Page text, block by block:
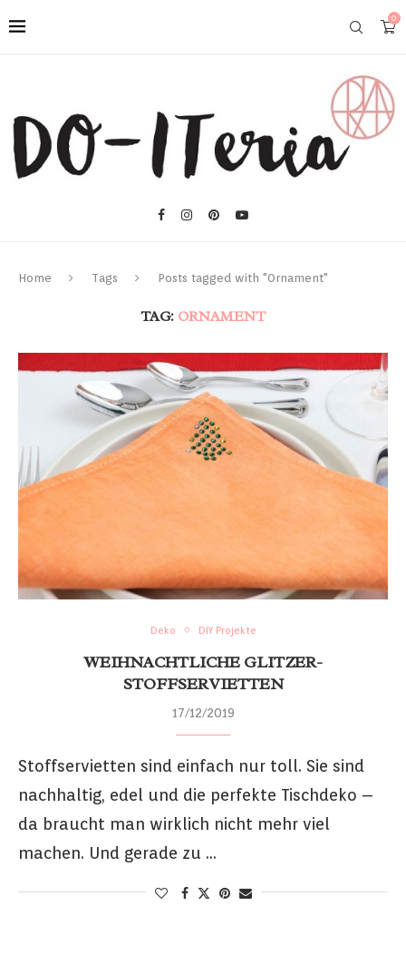
0
Home Tags Posts tagged with "Ornament"
TAG: ORNAMENT
Deko DIY Projekte
WEIHNACHTLICHE GLITZER-
STOFFSERVIETTEN
17/12/2019
Stoffservietten sind einfach nur toll. Sie sind
nachhaltig, edel und die perfekte Tischdeko –
da braucht man wirklich nicht mehr viel
machen. Und gerade zu …